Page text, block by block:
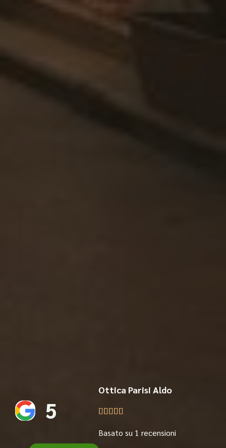
5
Ottica Parisi Aldo
    
Basato su 1 recensioni